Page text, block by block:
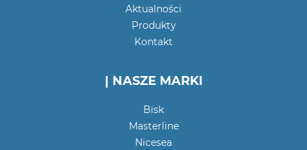
Aktualności
Produkty
Kontakt
| NASZE MARKI
Bisk
Masterline
Nicesea